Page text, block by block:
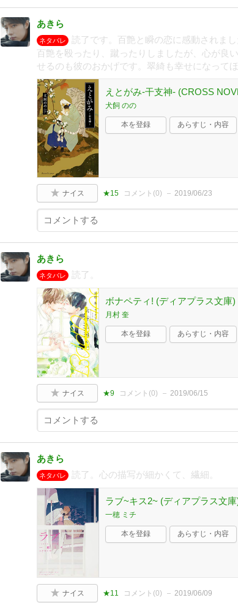
あきら
ネタバレ
読了です。百艶と瞬の恋に感動されま
百艶を殴ったり、蹴ったりしましたが、心が良
せるのも彼のおかげです。翠綺も幸せになってほ
えとがみ-干支神- (CROSS
犬飼 のの
本を登録 あらすじ・内容
ナイス ★15 コメント(0) 2019/06/23
あきら
ネタバレ 読了。
ボナペティ! (ディアプラス文庫)
月村 奎
本を登録 あらすじ・内容
ナイス ★9 コメント(0) 2019/06/15
あきら
ネタバレ 読了。心の描写が細かくて、繊細。
ラブ~キス2~ (ディアプラス文庫
一穂 ミチ
本を登録 あらすじ・内容
ナイス ★11 コメント(0) 2019/06/09